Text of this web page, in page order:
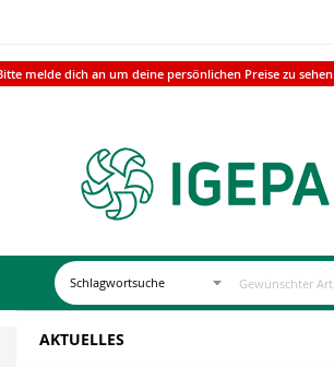
melde dich an um deine persönlichen Preise zu sehen.
AKTUELLES